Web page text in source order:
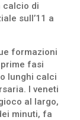
calcio di
sull’11 a
formazioni
fasi
lunghi calci
I veneti
al largo,
minuti, fa